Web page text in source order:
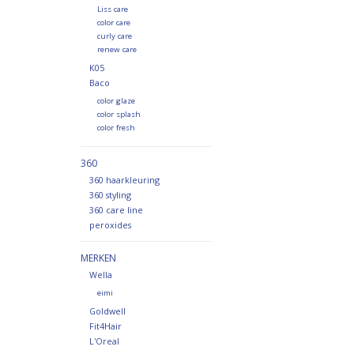
Liss care
color care
curly care
renew care
K05
Baco
color glaze
color splash
color fresh
360
360 haarkleuring
360 styling
360 care line
peroxides
MERKEN
Wella
eimi
Goldwell
Fit4Hair
L'Oreal